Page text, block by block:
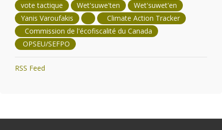
vote tactique
Wet'suwe'ten
Wet'suwet'en
Yanis Varoufakis
Climate Action Tracker
Commission de l'écofiscalité du Canada
OPSEU/SEFPO
RSS Feed